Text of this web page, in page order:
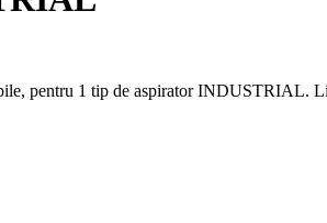
pentru 1 tip de aspirator INDUSTRIAL.